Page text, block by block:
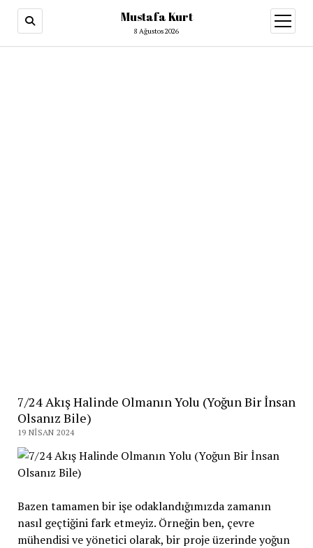
Mustafa Kurt
8 Ağustos 2026
7/24 Akış Halinde Olmanın Yolu (Yoğun Bir İnsan
Olsanız Bile)
19 NISAN 2024
Bazen tamamen bir işe odaklandığımızda zamanın
nasıl geçtiğini fark etmeyiz. Örneğin ben, çevre
mühendisi ve yönetici olarak, bir proje üzerinde yoğun